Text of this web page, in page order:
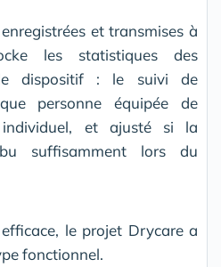
et transmises à
les statistiques des
dispositif : le suivi de
personne équipée de
et ajusté si la
suffisamment lors du
le projet Drycare a
fonctionnel.